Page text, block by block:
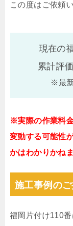
この度はご依頼
現在の
累計評
※最
※実際の作業料
変動する可能性
かはわかりかね
施工事例の
福岡片付け110番